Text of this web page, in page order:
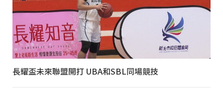
長耀盃未來聯盟開打 UBA和SBL同場競技